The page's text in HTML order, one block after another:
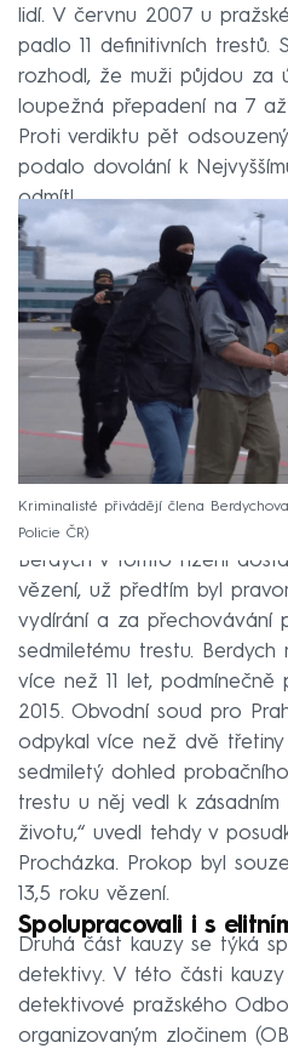
lidí. V červnu 2007 u
padlo 11 definitivních trestů.
rozhodl, že muži půjdou za
loupežná přepadení na 7
Proti verdiktu pět
podalo dovolání k
odmítl.
Kriminalisté přivádějí člena
Policie ČR
Berdych v tomto řízení
vězení, už předtím byl
vydírání a za přechovávání
sedmiletému trestu.
více než 11 let, podmínečně
2015. Obvodní soud pro
odpykal více než dvě třetiny
sedmiletý dohled
trestu u něj vedl k
životu,“ uvedl tehdy v
Procházka. Prokop byl
13,5 roku vězení.
Spolupracovali i s
Druhá část kauzy se týká
detektivy. V této části
detektivové pražského
organizovaným zločinem